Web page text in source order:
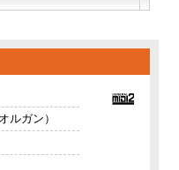
ルガン）